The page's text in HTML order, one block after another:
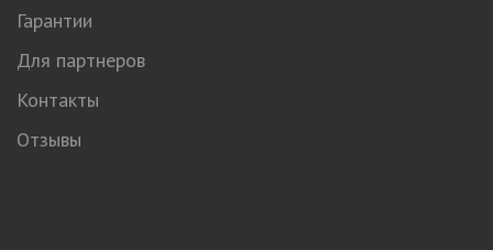
Гарантии
Для партнеров
Контакты
Отзывы